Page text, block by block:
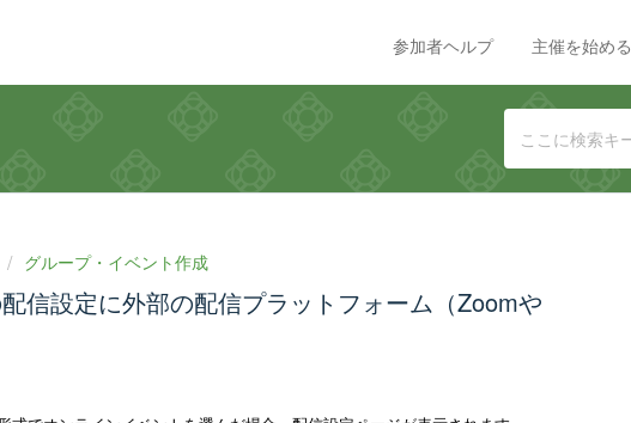
参加者ヘルプ 主催を始める
グループ・イベント作成
信設定に外部の配信プラットフォーム（Zoomや